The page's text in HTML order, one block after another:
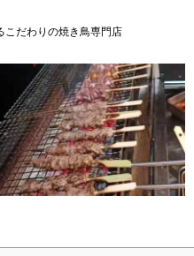
こだわりの焼き鳥専門店